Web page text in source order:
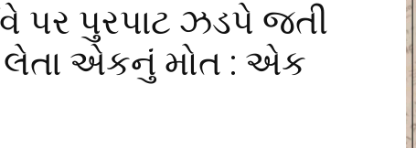
પર પુરપાટ ઝડપે જતી
લેતા એકનું મોત : એક